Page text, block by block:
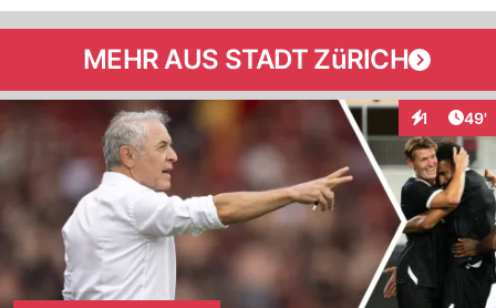
MEHR AUS STADT ZüRICH
1 49'